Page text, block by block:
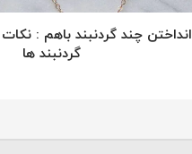
انداختن چند گردنبند باهم :
گردنبند ها